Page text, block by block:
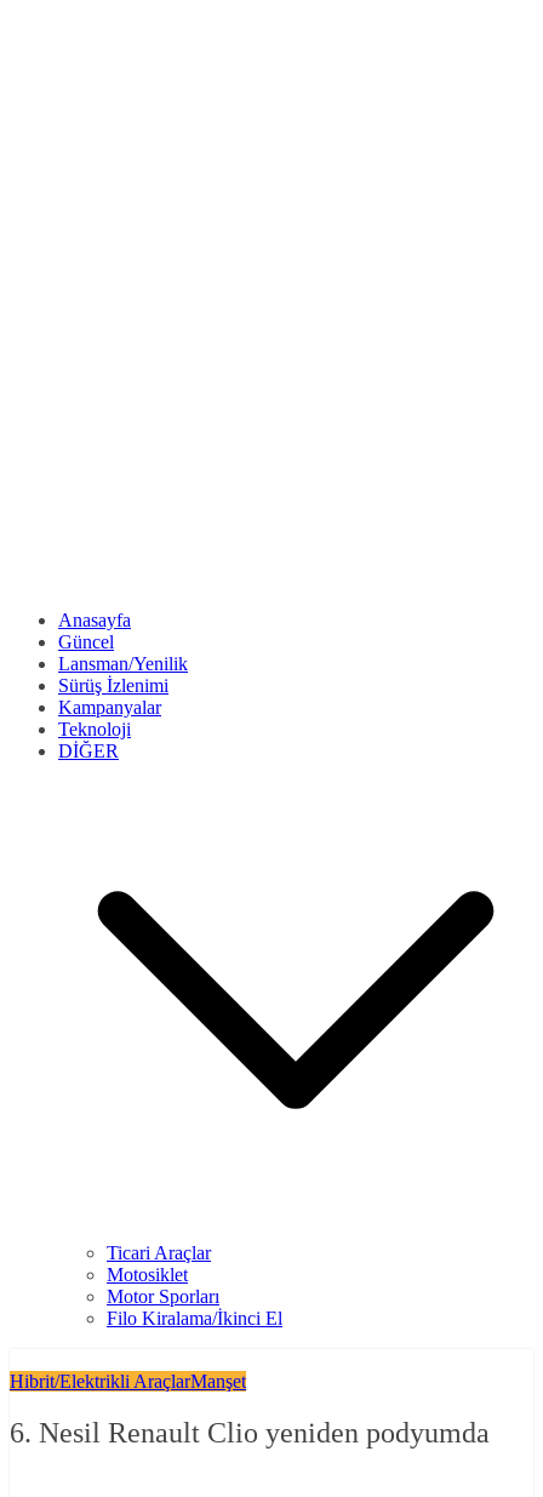
Anasayfa
Güncel
Lansman/Yenilik
Sürüş İzlenimi
Kampanyalar
Teknoloji
DİĞER
Ticari Araçlar
Motosiklet
Motor Sporları
Filo Kiralama/İkinci El
Hibrit/Elektrikli AraçlarManşet
6. Nesil Renault Clio yeniden podyumda